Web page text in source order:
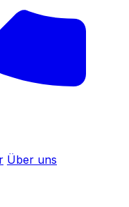
Über uns